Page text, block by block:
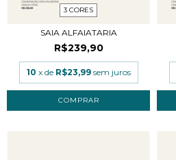
3 CORES
SAIA ALFAIATARIA
R$239,90
10 x de R$23,99 sem juros
COMPRAR